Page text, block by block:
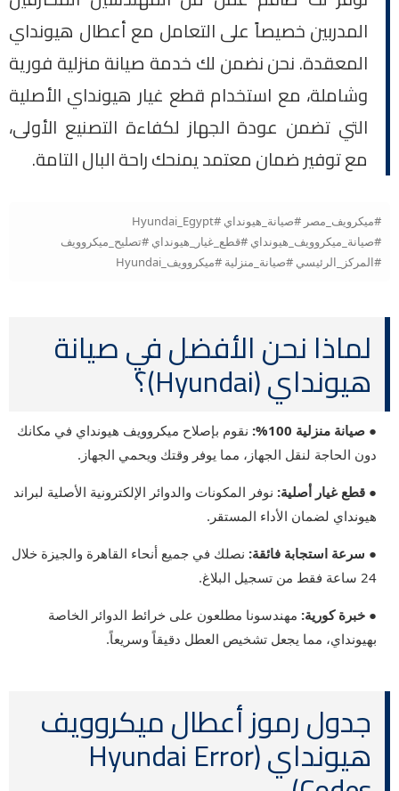
المدربين خصيصاً على التعامل مع أعطال هيونداي
المعقدة. نحن نضمن لك خدمة صيانة منزلية فورية
وشاملة، مع استخدام قطع غيار هيونداي الأصلية
التي تضمن عودة الجهاز لكفاءة التصنيع الأولى،
مع توفير ضمان معتمد يمنحك راحة البال التامة.
#ميكرويف_مصر #صيانة_هيونداي #Hyundai_Egypt
#صيانة_ميكروويف_هيونداي #قطع_غيار_هيونداي #تصليح_ميكروويف
#المركز_الرئيسي #صيانة_منزلية #ميكروويف_Hyundai
لماذا نحن الأفضل في صيانة
هيونداي (Hyundai)؟
● صيانة منزلية 100%:
نقوم بإصلاح ميكروويف هيونداي في مكانك
دون الحاجة لنقل الجهاز، مما يوفر وقتك ويحمي الجهاز.
● قطع غيار أصلية: نوفر المكونات والدوائر الإلكترونية الأصلية لبراند
هيونداي لضمان الأداء المستقر.
● سرعة استجابة فائقة: نصلك في جميع أنحاء القاهرة والجيزة خلال
24 ساعة فقط من تسجيل البلاغ.
● خبرة كورية: مهندسونا مطلعون على خرائط الدوائر الخاصة
بهيونداي، مما يجعل تشخيص العطل دقيقاً وسريعاً.
جدول رموز أعطال ميكروويف
هيونداي (Hyundai Error